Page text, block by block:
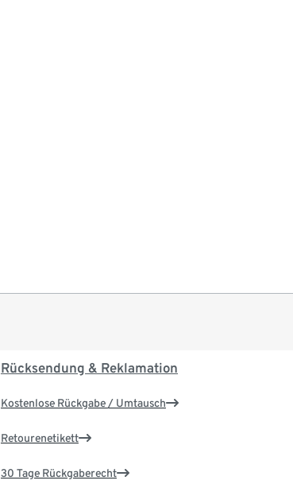
Rücksendung & Reklamation
Kostenlose Rückgabe / Umtausch
Retourenetikett
30 Tage Rückgaberecht